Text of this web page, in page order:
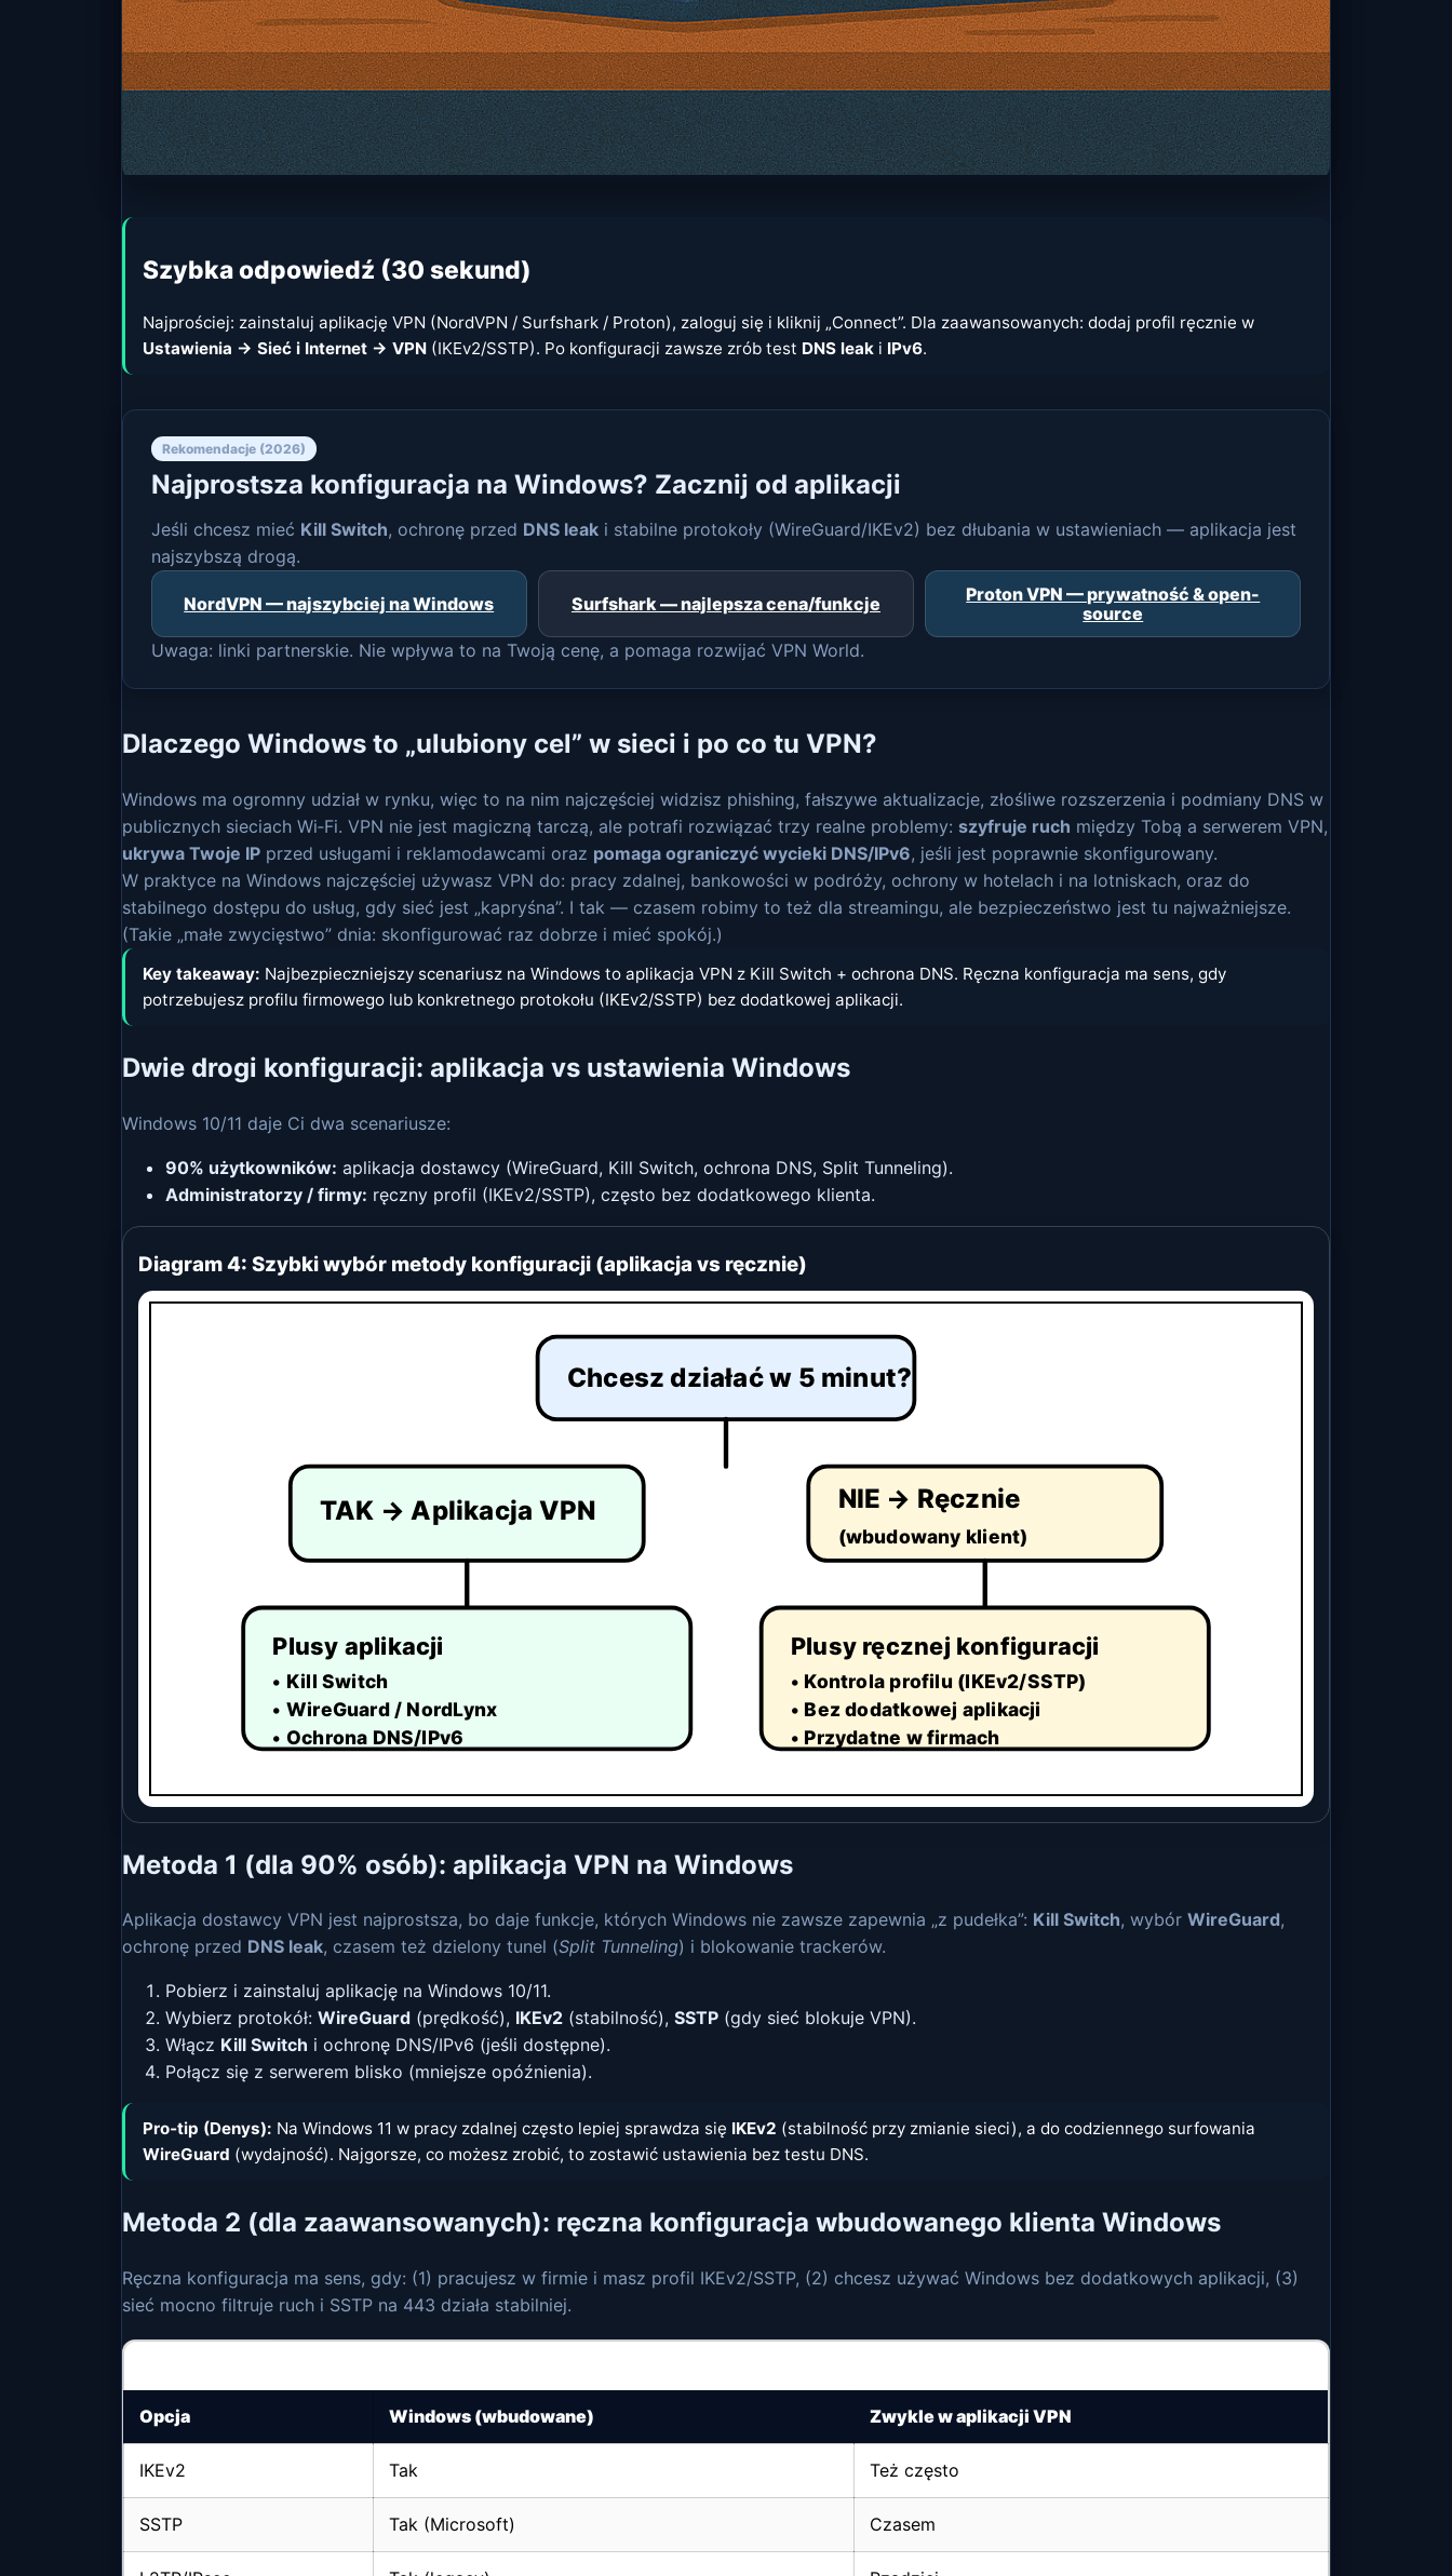
Szybka odpowiedź (30 sekund)
Najprościej: zainstaluj aplikację VPN (NordVPN / Surfshark / Proton), zaloguj się i kliknij „Connect”. Dla zaawansowanych: dodaj profil ręcznie w
Ustawienia → Sieć i Internet → VPN (IKEv2/SSTP). Po konfiguracji zawsze zrób test DNS leak i IPv6.
Rekomendacje (2026)
Najprostsza konfiguracja na Windows? Zacznij od aplikacji
Jeśli chcesz mieć Kill Switch, ochronę przed DNS leaki stabilne protokoły (WireGuard/IKEv2) bez dłubania w ustawieniach — aplikacja jest
najszybszą drogą.
NordVPN — najszybciej na Windows Surfshark — najlepsza cena/funkcje
Proton VPN — prywatność & open-
source
Uwaga: linki partnerskie. Nie wpływa to na Twoją cenę, a pomaga rozwijać VPN World.
Dlaczego Windows to „ulubiony cel” w sieci i po co tu VPN?
Windows ma ogromny udział w rynku, więc to na nim najczęściej widzisz phishing, fałszywe aktualizacje, złośliwe rozszerzenia i podmiany DNS w
publicznych sieciach Wi‑Fi. VPN nie jest magiczną tarczą, ale potrafi rozwiązać trzy realne problemy: szyfruje ruch między Tobą a serwerem VPN,
ukrywa Twoje IP przed usługami i reklamodawcami oraz pomaga ograniczyć wycieki DNS/IPv6, jeśli jest poprawnie skonfigurowany.
W praktyce na Windows najczęściej używasz VPN do: pracy zdalnej, bankowości w podróży, ochrony w hotelach i na lotniskach, oraz do
stabilnego dostępu do usług, gdy sieć jest „kapryśna”. I tak — czasem robimy to też dla streamingu, ale bezpieczeństwo jest tu najważniejsze.
(Takie „małe zwycięstwo” dnia: skonfigurować raz dobrze i mieć spokój.)
Key takeaway: Najbezpieczniejszy scenariusz na Windows to aplikacja VPN z Kill Switch + ochrona DNS. Ręczna konfiguracja ma sens, gdy
potrzebujesz profilu firmowego lub konkretnego protokołu (IKEv2/SSTP) bez dodatkowej aplikacji.
Dwie drogi konfiguracji: aplikacja vs ustawienia Windows
Windows 10/11 daje Ci dwa scenariusze:
90% użytkowników: aplikacja dostawcy (WireGuard, Kill Switch, ochrona DNS, Split Tunneling).
Administratorzy / firmy: ręczny profil (IKEv2/SSTP), często bez dodatkowego klienta.
Diagram 4: Szybki wybór metody konfiguracji (aplikacja vs ręcznie)
Chcesz działać w 5 minut?
TAK → Aplikacja VPN NIE → Ręcznie
(wbudowany klient)
Plusy aplikacji
• Kill Switch
• WireGuard / NordLynx
• Ochrona DNS/IPv6
Plusy ręcznej konfiguracji
• Kontrola profilu (IKEv2/SSTP)
• Bez dodatkowej aplikacji
• Przydatne w firmach
Metoda 1 (dla 90% osób): aplikacja VPN na Windows
Aplikacja dostawcy VPN jest najprostsza, bo daje funkcje, których Windows nie zawsze zapewnia „z pudełka”: Kill Switch, wybór WireGuard,
ochronę przed DNS leak, czasem też dzielony tunel (Split Tunneling) i blokowanie trackerów.
Pobierz i zainstaluj aplikację na Windows 10/11.
Wybierz protokół: WireGuard (prędkość), IKEv2 (stabilność), SSTP (gdy sieć blokuje VPN).
Włącz Kill Switch i ochronę DNS/IPv6 (jeśli dostępne).
Połącz się z serwerem blisko (mniejsze opóźnienia).
Pro‑tip (Denys): Na Windows 11 w pracy zdalnej często lepiej sprawdza się IKEv2 (stabilność przy zmianie sieci), a do codziennego surfowania
WireGuard (wydajność). Najgorsze, co możesz zrobić, to zostawić ustawienia bez testu DNS.
Metoda 2 (dla zaawansowanych): ręczna konfiguracja wbudowanego klienta Windows
Ręczna konfiguracja ma sens, gdy: (1) pracujesz w firmie i masz profil IKEv2/SSTP, (2) chcesz używać Windows bez dodatkowych aplikacji, (3)
sieć mocno filtruje ruch i SSTP na 443 działa stabilniej.
Opcja Windows (wbudowane) Zwykle w aplikacji VPN
IKEv2 Tak Też często
SSTP Tak (Microsoft) Czasem